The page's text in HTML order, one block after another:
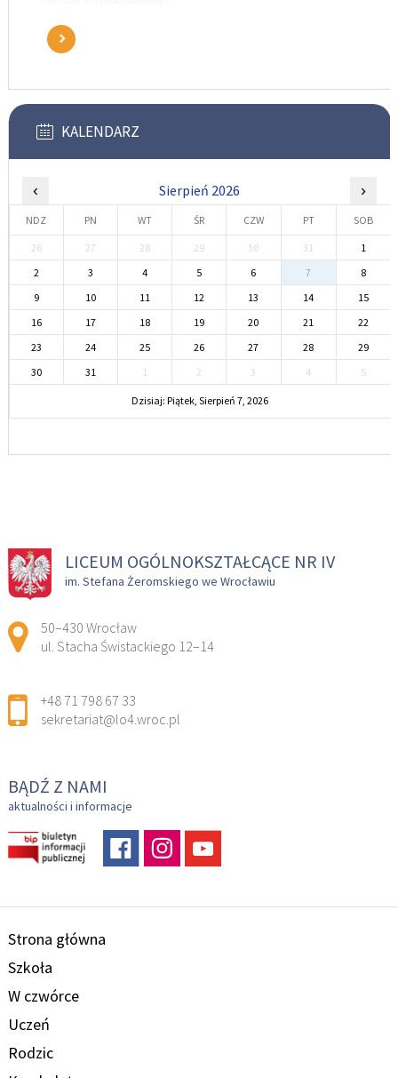
KALENDARZ
‹ Sierpień 2026 ›
NDZ PN WT ŚR CZW PT SOB
26 27 28 29 30 31
1
2
3 4 5 6 7
8
9
10 11 12 13 14
15
16
17 18 19 20 21
22
23
24 25 26 27 28
29
30
31 1 2 3 4 5
Dzisiaj: Piątek, Sierpień 7, 2026
LICEUM OGÓLNOKSZTAŁCĄCE NR IV
im. Stefana Żeromskiego we Wrocławiu
Adres pocztowy:
50–430 Wrocław
ul. Stacha Świstackiego 12–14
+48 71 798 67 33
sekretariat@lo4.wroc.pl
BĄDŹ Z NAMI
aktualności i informacje
Strona główna
Szkoła
W czwórce
Uczeń
Rodzic